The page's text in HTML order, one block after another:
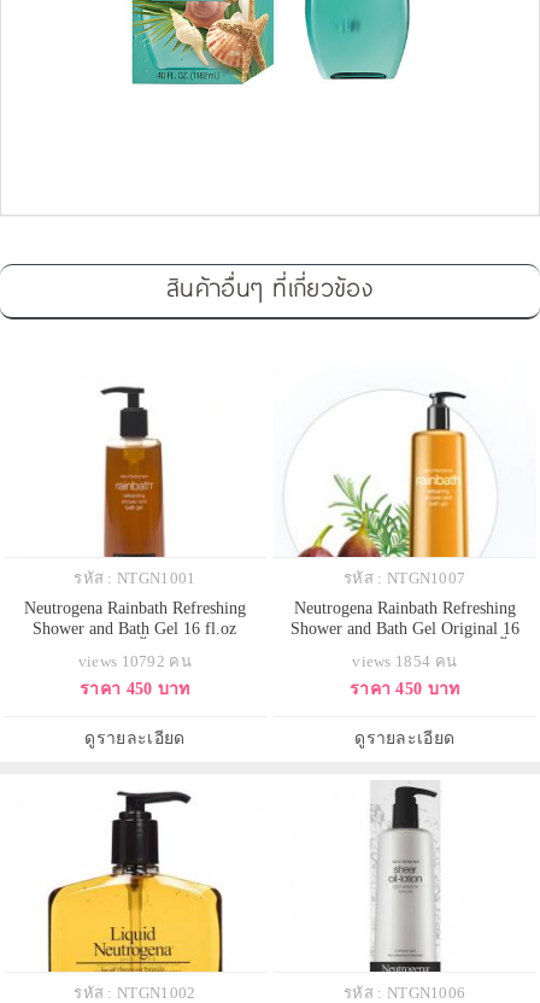
สินค้าอื่นๆ ที่เกี่ยวข้อง
รหัส : NTGN1001
Neutrogena Rainbath Refreshing
Shower and Bath Gel 16 fl.oz
นบ้าธ์ รีเฟร็ชชิ่ง เชาเวอร์ แอนด์
บาธ เจล เป็นเจลอาบน้ำ ที่สามารถ
ปราศจากสิ่งตกค้าง ผิวของคุณจะ
เกลี้ยงเกลา สะอาดหมดจด เน
views 10792 คน
ราคา 450 บาท
ดูรายละเอียด
รหัส : NTGN1007
Neutrogena Rainbath Refreshing
Shower and Bath Gel Original 16
โทรจีน่า เรนบ้าธ์ รีเฟร็ชชิ่ง เชา
เวอร์ แอนด์ บาธ เจล เป็นเจลอาบน้ำ
ลึก โดยปราศจากสิ่งตกค้าง ผิวของ
คุณจะเกลี้ยงเกลา สะอา
views 1854 คน
ราคา 450 บาท
ดูรายละเอียด
รหัส : NTGN1002
รหัส : NTGN1006